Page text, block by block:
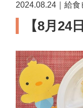
2024.08.24｜給
【8月24